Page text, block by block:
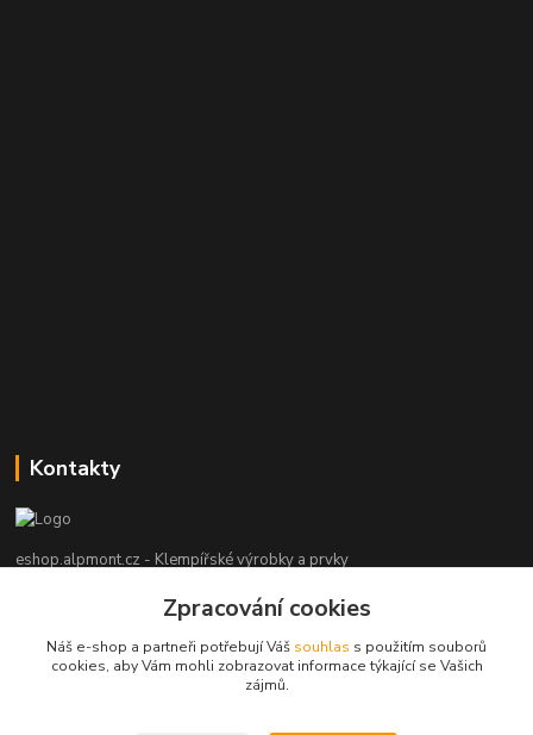
Kontakty
eshop.alpmont.cz - Klempířské výrobky a prvky
+420 604 162 101
(Po-Pá, 8-18 hod. So, 9-15 hod. Ne, po domluvě)
Zpracování cookies
Náš e-shop a partneři potřebují Váš souhlas s použitím souborů
cookies, aby Vám mohli zobrazovat informace týkající se Vašich
zájmů.